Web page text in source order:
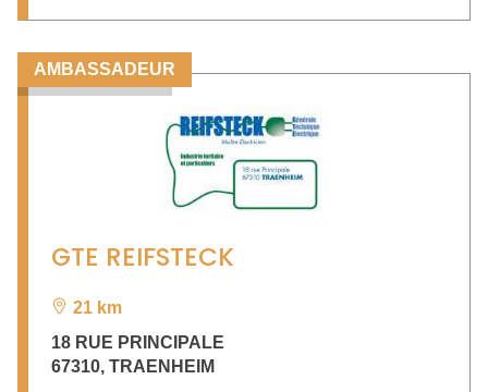
AMBASSADEUR
GTE REIFSTECK
21 km
18 RUE PRINCIPALE
67310, TRAENHEIM